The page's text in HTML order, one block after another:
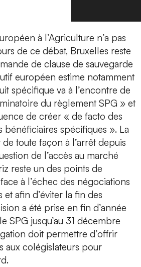
à l’Agriculture n’a pas
de ce débat, Bruxelles reste
de clause de sauvegarde
européen estime notamment
spécifique va à l’encontre de
du règlement SPG » et
de créer « de facto des
bénéficiaires spécifiques ». La
toute façon à l’arrêt depuis
de l’accès au marché
reste un des points de
à l’échec des négociations
afin d’éviter la fin des
a été prise en fin d’année
jusqu’au 31 décembre
doit permettre d’offrir
aux colégislateurs pour